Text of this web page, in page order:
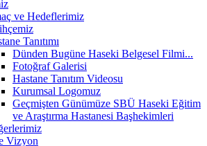
ve Hedeflerimiz
Tanıtımı
Dünden Bugüne Haseki Belgesel Filmi...
Fotoğraf Galerisi
Hastane Tanıtım Videosu
Kurumsal Logomuz
Geçmişten Günümüze SBÜ Haseki Eğitim
ve Araştırma Hastanesi Başhekimleri
Vizyon